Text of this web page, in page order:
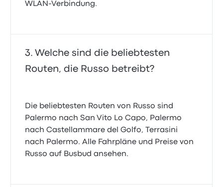
WLAN-Verbindung.
Welche sind die beliebtesten
Routen, die Russo betreibt?
Die beliebtesten Routen von Russo sind
Palermo nach San Vito Lo Capo, Palermo
nach Castellammare del Golfo, Terrasini
nach Palermo. Alle Fahrpläne und Preise von
Russo auf Busbud ansehen.